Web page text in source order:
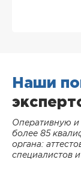
Наши
Оперативную и
более 85
органа:
специалистов